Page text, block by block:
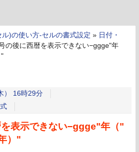
ル)の使い方-セルの書式設定 » 日付・
の後に西暦を表示できない−ggge"年
"
） 16時29分
表示できない−ggge"年（"
）"